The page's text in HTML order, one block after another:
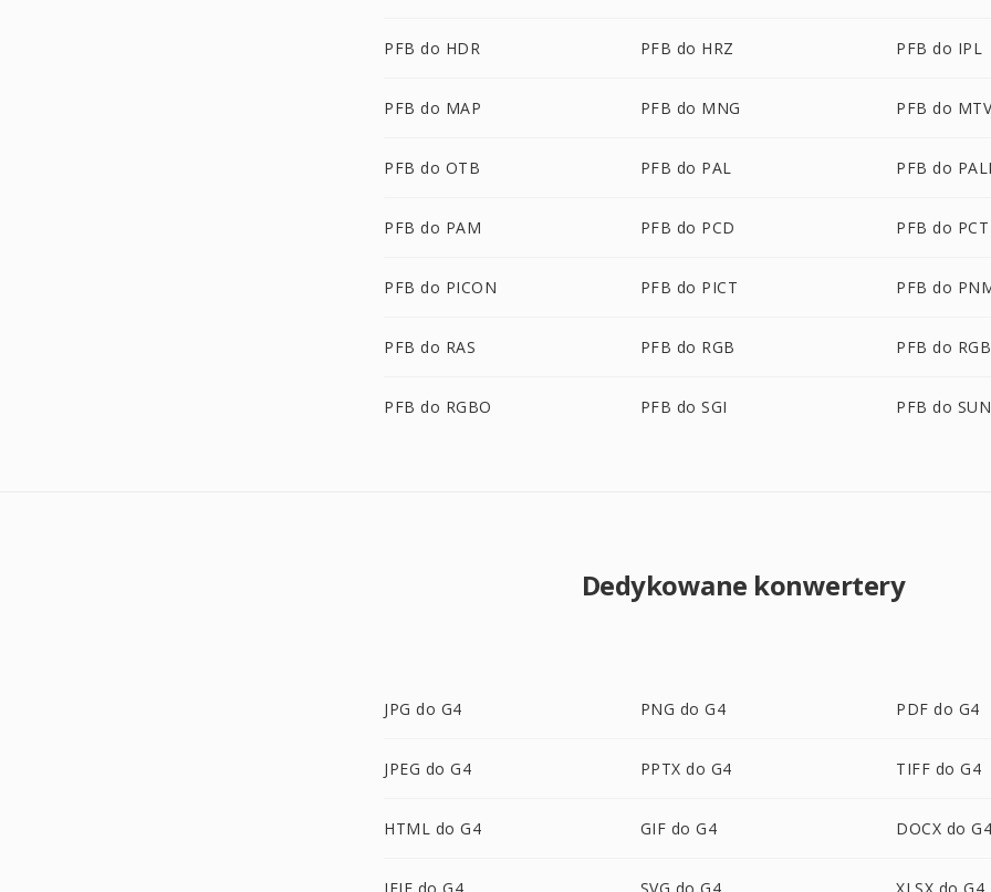
PFB do HDR PFB do HRZ PFB do IPL
PFB do MAP PFB do MNG PFB do
PFB do OTB PFB do PAL PFB do
PFB do PAM PFB do PCD PFB do PCT
PFB do PICON PFB do PICT PFB do
PFB do RAS PFB do RGB PFB do
PFB do RGBO PFB do SGI PFB do SUN
Dedykowane konwertery
JPG do G4 PNG do G4 PDF do G4
JPEG do G4 PPTX do G4 TIFF do G4
HTML do G4 GIF do G4 DOCX do